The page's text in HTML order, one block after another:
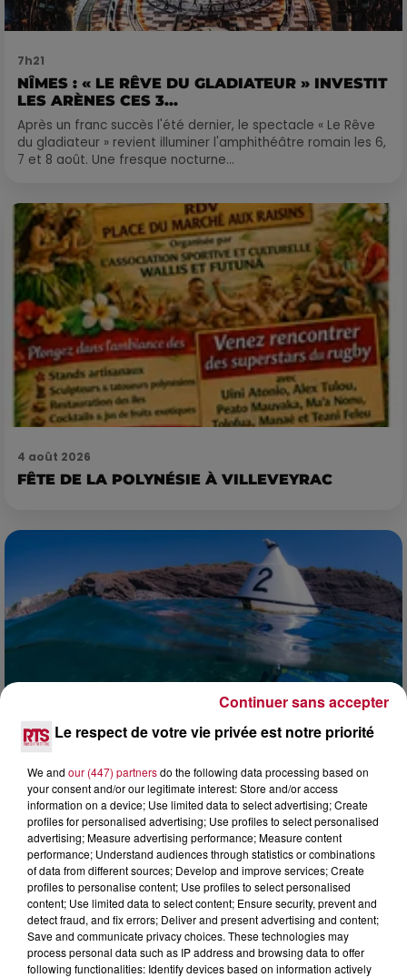
7h21
NÎMES : « LE RÊVE DU GLADIATEUR » INVESTIT
LES ARÈNES CES 3...
Après un franc succès l'été dernier, le spectacle « Le Rêve
du gladiateur » revient illuminer l'amphithéâtre romain les 6,
7 et 8 août. Une fresque nocturne...
4 août 2026
FÊTE DE LA POLYNÉSIE À VILLEVEYRAC
4 août 2026
HÉRAULT, PYRÉNÉES-ORIENTALES : TROIS
SPOTS DE SNORKELING À EXPLORER...
Pas besoin de bouteilles de plongée lourdes ni de diplômes
complexes pour observer la vie sous-marine. Cet été, un
masque, un tuba et une paire de palmes...
Le respect de votre vie privée est notre priorité
We and our (447) partnersdo the following data processing based on
your consent and/or our legitimate interest: Store and/or access
information on a device; Use limited data to select advertising; Create
profiles for personalised advertising; Use profiles to select personalised
advertising; Measure advertising performance; Measure content
performance; Understand audiences through statistics or combinations
of data from different sources; Develop and improve services; Create
profiles to personalise content; Use profiles to select personalised
content; Use limited data to select content; Ensure security, prevent and
detect fraud, and fix errors; Deliver and present advertising and content;
Save and communicate privacy choices. These technologies may
process personal data such as IP address and browsing data to offer
following functionalities: Identify devices based on information actively
Continuer sans accepter